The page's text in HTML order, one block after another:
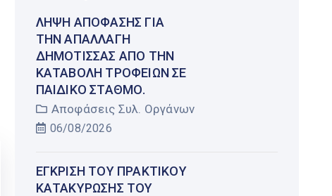
ΛΉΨΗ ΑΠΌΦΑΣΗΣ ΓΙΑ
ΤΗΝ ΑΠΑΛΛΑΓΉ
ΔΗΜΌΤΙΣΣΑΣ ΑΠΌ ΤΗΝ
ΚΑΤΑΒΟΛΉ ΤΡΟΦΕΊΩΝ ΣΕ
ΠΑΙΔΙΚΌ ΣΤΑΘΜΌ.
Αποφάσεις Συλ. Οργάνων
06/08/2026
ΈΓΚΡΙΣΗ ΤΟΥ ΠΡΑΚΤΙΚΟΎ
ΚΑΤΑΚΎΡΩΣΗΣ ΤΟΥ